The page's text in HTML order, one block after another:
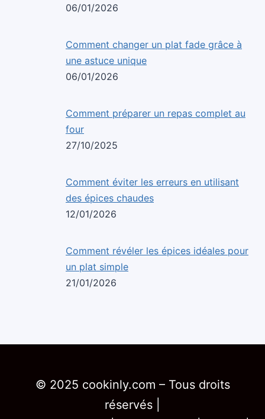
06/01/2026
Comment changer un plat fade grâce à
une astuce unique
06/01/2026
Comment préparer un repas complet au
four
27/10/2025
Comment éviter les erreurs en utilisant
des épices chaudes
12/01/2026
Comment révéler les épices idéales pour
un plat simple
21/01/2026
© 2025 cookinly.com – Tous droits
réservés |